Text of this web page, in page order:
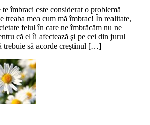
îmbraci este considerat o problemă
treaba mea cum mă îmbrac! În realitate,
felul în care ne îmbrăcăm nu ne
că el îi afectează şi pe cei din jurul
trebuie să acorde creştinul […]